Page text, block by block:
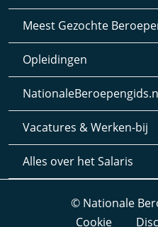
Meest Gezochte
Opleidingen
Vacatures & Werken-bij
Alles over het Salaris
© Nationale
Cookie